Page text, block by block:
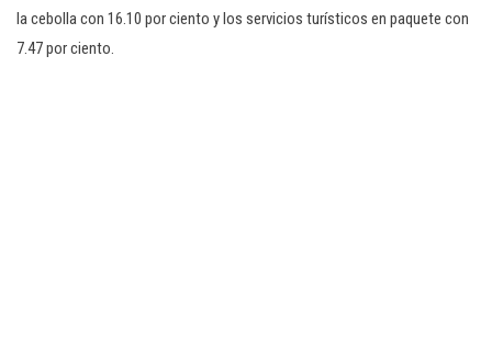
la cebolla con 16.10 por ciento y los servicios turísticos en paquete con
7.47 por ciento.